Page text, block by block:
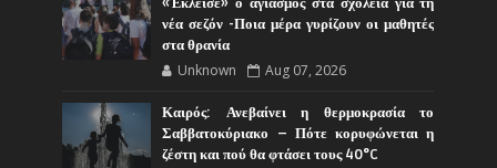
νέα σεζόν -Ποια μέρα γυρίζουν οι μαθητές
στα θρανία
Unknown Aug 07, 2026
Καιρός: Ανεβαίνει η θερμοκρασία το
Σαββατοκύριακο – Πότε κορυφώνεται η
ζέστη και πού θα φτάσει τους 40°C